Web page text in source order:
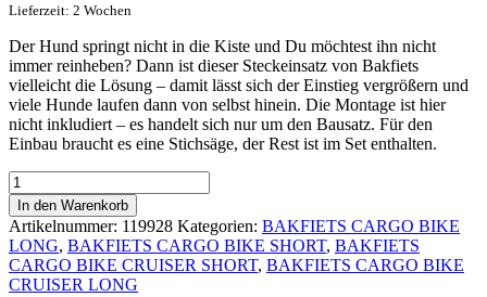
Lieferzeit: 2 Wochen
Der Hund springt nicht in die Kiste und Du möchtest ihn nicht
immer reinheben? Dann ist dieser Steckeinsatz von Bakfiets
vielleicht die Lösung – damit lässt sich der Einstieg vergrößern und
viele Hunde laufen dann von selbst hinein. Die Montage ist hier
nicht inkludiert – es handelt sich nur um den Bausatz. Für den
Einbau braucht es eine Stichsäge, der Rest ist im Set enthalten.
Bakfiets
Hundetür
Menge
In den Warenkorb
Artikelnummer: 119928 Kategorien: BAKFIETS CARGO BIKE
LONG, BAKFIETS CARGO BIKE SHORT, BAKFIETS
CARGO BIKE CRUISER SHORT, BAKFIETS CARGO BIKE
CRUISER LONG